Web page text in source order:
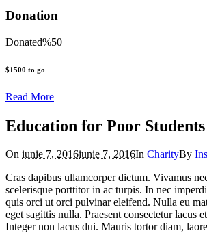
Donation
Donated%50
$1500 to go
Read More
Education for Poor Students
On iunie 7, 2016iunie 7, 2016In СharityBy
Cras dapibus ullamcorper dictum. Vivamus
scelerisque porttitor in ac turpis. In nec
quis orci ut orci pulvinar eleifend. Nulla eu
eget sagittis nulla. Praesent consectetur lacus
Integer non lacus dui. Mauris tortor diam,